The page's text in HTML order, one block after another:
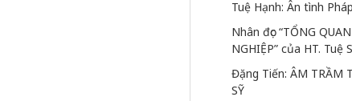
Tuệ Hạnh: Ân tình
Nhân đọc “TỔNG
NGHIỆP” của HT. Tuệ
Đặng Tiến: ÂM TRẦM
SỸ